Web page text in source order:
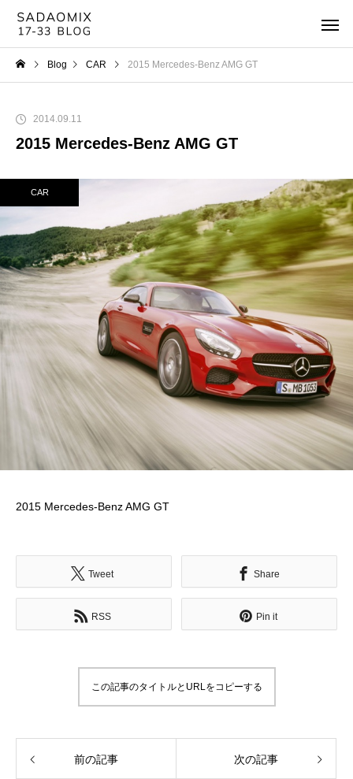
Blog CAR 2015 Mercedes-Benz AMG GT
2014.09.11
2015 Mercedes-Benz AMG GT
CAR
2015 Mercedes-Benz AMG GT
Tweet Share
RSS Pin it
この記事のタイトルとURLをコピーする
前の記事 次の記事